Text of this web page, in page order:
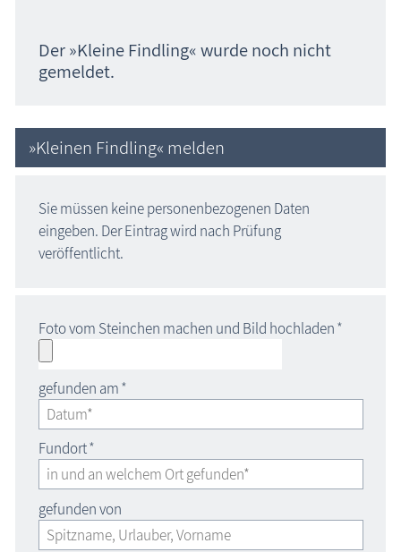
Der »Kleine Findling« wurde noch nicht
gemeldet.
»Kleinen Findling« melden
Sie müssen keine personenbezogenen Daten
eingeben. Der Eintrag wird nach Prüfung
veröffentlicht.
Foto vom Steinchen machen und Bild hochladen*
gefunden am*
Fundort*
gefunden von